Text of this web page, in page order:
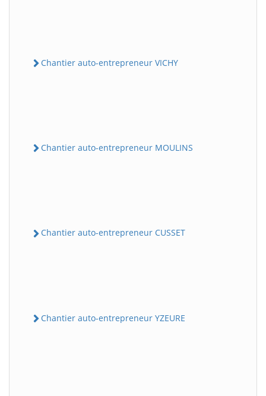
Chantier auto-entrepreneur VICHY
Chantier auto-entrepreneur MOULINS
Chantier auto-entrepreneur CUSSET
Chantier auto-entrepreneur YZEURE